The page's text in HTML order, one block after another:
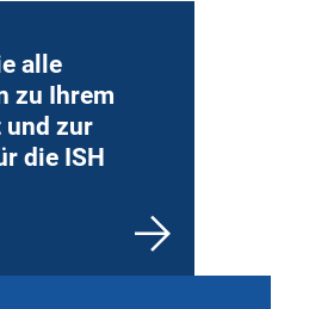
alle
zu Ihrem
zur
die ISH